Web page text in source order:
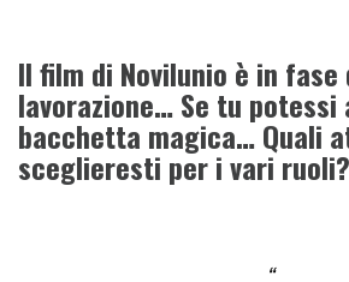
Il film di Novilunio è in fase
lavorazione… Se tu potessi
bacchetta magica… Quali
sceglieresti per i vari ruoli?